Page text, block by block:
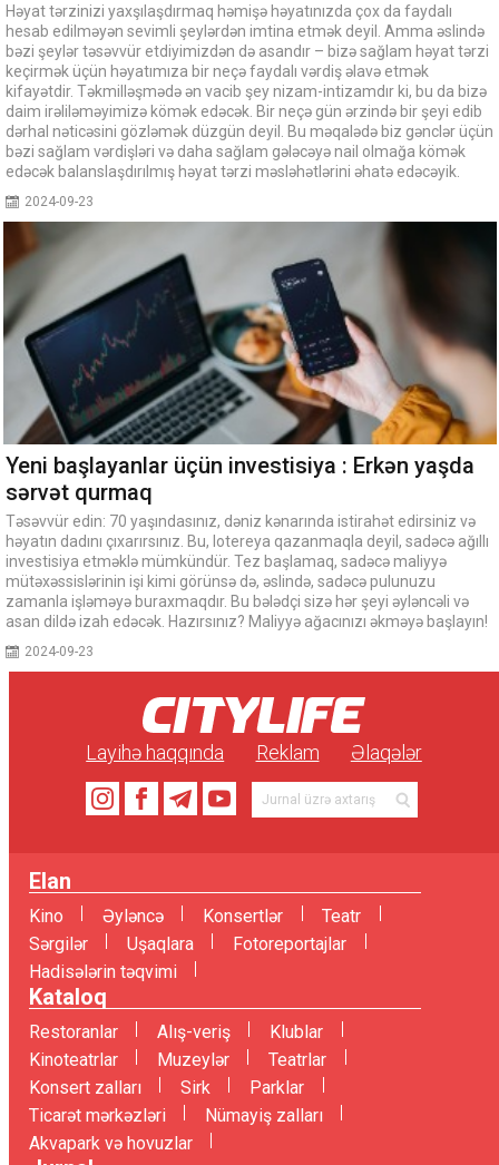
Həyat tərzinizi yaxşılaşdırmaq həmişə həyatınızda çox da faydalı
hesab edilməyən sevimli şeylərdən imtina etmək deyil. Amma əslində
bəzi şeylər təsəvvür etdiyimizdən də asandır – bizə sağlam həyat tərzi
keçirmək üçün həyatımıza bir neçə faydalı vərdiş əlavə etmək
kifayətdir. Təkmilləşmədə ən vacib şey nizam-intizamdır ki, bu da bizə
daim irəliləməyimizə kömək edəcək. Bir neçə gün ərzində bir şeyi edib
dərhal nəticəsini gözləmək düzgün deyil. Bu məqalədə biz gənclər üçün
bəzi sağlam vərdişləri və daha sağlam gələcəyə nail olmağa kömək
edəcək balanslaşdırılmış həyat tərzi məsləhətlərini əhatə edəcəyik.
2024-09-23
Yeni başlayanlar üçün investisiya : Erkən yaşda
sərvət qurmaq
Təsəvvür edin: 70 yaşındasınız, dəniz kənarında istirahət edirsiniz və
həyatın dadını çıxarırsınız. Bu, lotereya qazanmaqla deyil, sadəcə ağıllı
investisiya etməklə mümkündür. Tez başlamaq, sadəcə maliyyə
mütəxəssislərinin işi kimi görünsə də, əslində, sadəcə pulunuzu
zamanla işləməyə buraxmaqdır. Bu bələdçi sizə hər şeyi əyləncəli və
asan dildə izah edəcək. Hazırsınız? Maliyyə ağacınızı əkməyə başlayın!
2024-09-23
Layihə haqqında Reklam Əlaqələr
Elan
Kino Əyləncə Konsertlər
Teatr
Sərgilər
Uşaqlara
Fotoreportajlar
Hadisələrin təqvimi
Kataloq
Restoranlar Alış-veriş
Klublar
Kinoteatrlar
Muzeylər
Teatrlar
Konsert zalları
Sirk
Parklar
Ticarət mərkəzləri
Nümayiş zalları
Akvapark və hovuzlar